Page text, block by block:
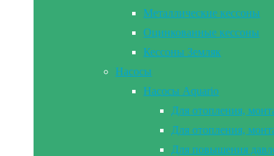
Металлические кессоны
Оцинкованные кессоны
Кессоны Земляк
Насосы
Насосы Aquario
Для отопления,
Для отопления,
Для повышения